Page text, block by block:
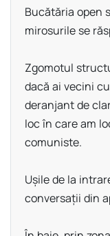
Bucătăria open
mirosurile se
Zgomotul
dacă ai vecini
deranjant de
loc în care am
comuniste.
Ușile de la
conversații din